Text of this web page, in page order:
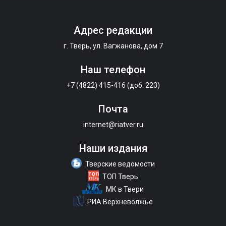
Адрес редакции
г. Тверь, ул. Вагжанова, дом 7
Наш телефон
+7 (4822) 415-416 (доб. 223)
Почта
internet@riatver.ru
Наши издания
Тверские ведомости
ТОП Тверь
МК в Твери
РИА Верхневолжье